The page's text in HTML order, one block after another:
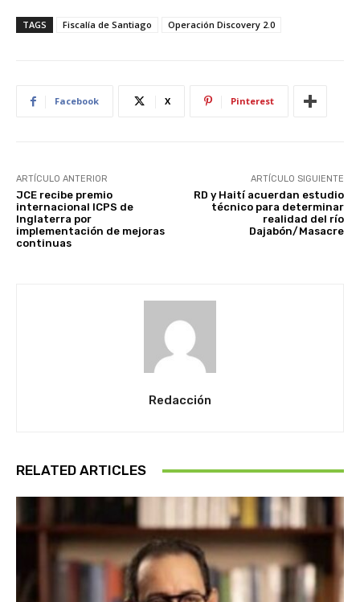
TAGS Fiscalía de Santiago Operación Discovery 2.0
Facebook X Pinterest
ARTÍCULO ANTERIOR
JCE recibe premio
internacional ICPS de
Inglaterra por
implementación de mejoras
continuas
ARTÍCULO SIGUIENTE
RD y Haití acuerdan estudio
técnico para determinar
realidad del río
Dajabón/Masacre
Redacción
RELATED ARTICLES